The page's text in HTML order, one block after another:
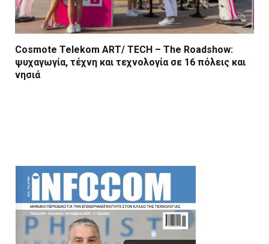
Cosmote Telekom ART/ TECH – The Roadshow:
ψυχαγωγία, τέχνη και τεχνολογία σε 16 πόλεις και
νησιά